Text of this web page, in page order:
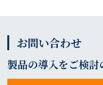
お問い合わせ
製品の導入をご検討